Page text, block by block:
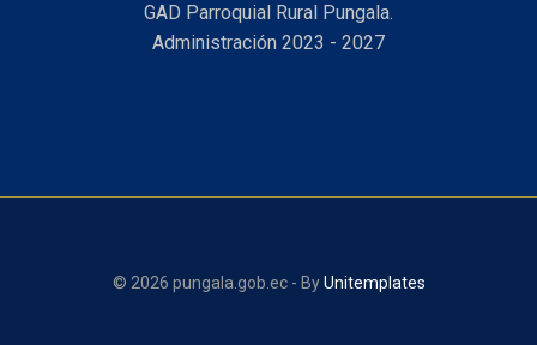
GAD Parroquial Rural Pungala.
Administración 2023 - 2027
© 2026 pungala.gob.ec - ByUnitemplates